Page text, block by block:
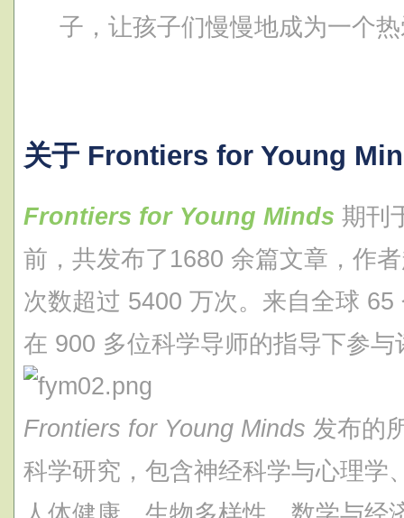
子，让孩子们慢慢地成为一个
关于 Frontiers for Young
Frontiers for Young Minds 期刊
前，共发布了1680 余篇文章，作
次数超过 5400 万次。来自全球
在 900 多位科学导师的指导下参与
Frontiers for Young Minds 发布的
科学研究，包含神经科学与心理学